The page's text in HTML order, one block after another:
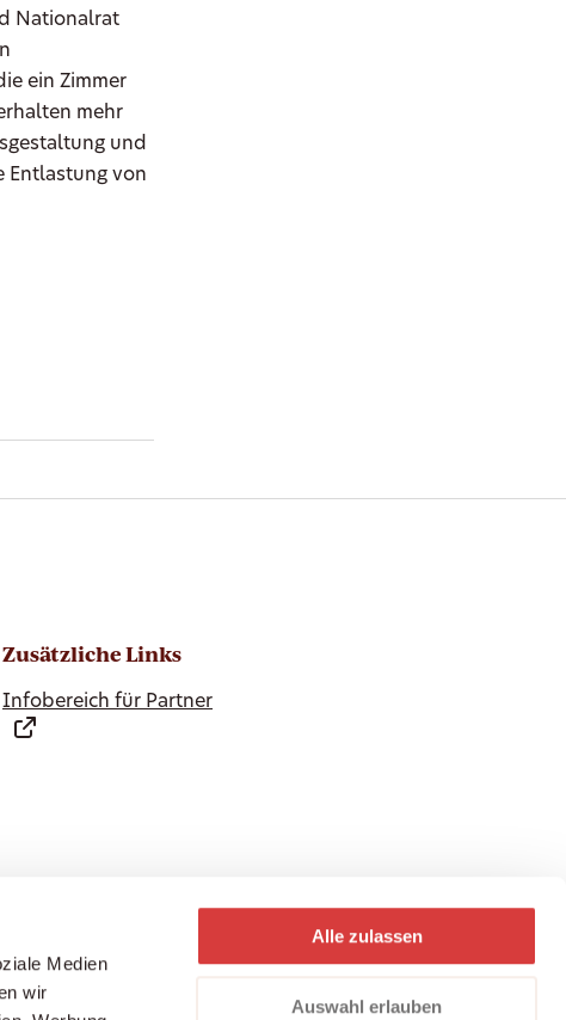
Medien
wir
Alle zulassen
Auswahl erlauben
Nationalrat
ein Zimmer
mehr
und
Entlastung von
Zusätzliche Links
Infobereich für Partner